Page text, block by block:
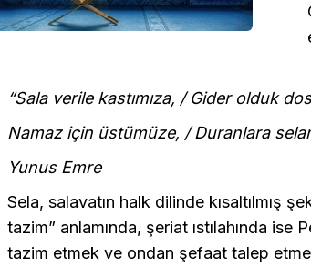
“Sala verile kastımıza, / Gider olduk
Namaz için üstümüze, / Duranlara
Yunus Emre
Sela, salavatın halk dilinde kısaltılmış
tazim” anlamında, şeriat ıstılahında
tazim etmek ve ondan şefaat talep